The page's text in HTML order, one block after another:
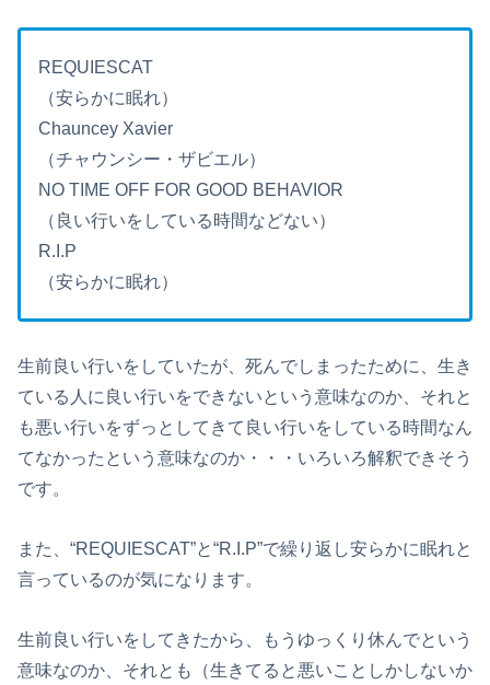
REQUIESCAT
（安らかに眠れ）
Chauncey Xavier
（チャウンシー・ザビエル）
NO TIME OFF FOR GOOD BEHAVIOR
（良い行いをしている時間などない）
R.I.P
（安らかに眠れ）
生前良い行いをしていたが、死んでしまったために、生き
ている人に良い行いをできないという意味なのか、それと
も悪い行いをずっとしてきて良い行いをしている時間なん
てなかったという意味なのか・・・いろいろ解釈できそう
です。
また、“REQUIESCAT”と“R.I.P”で繰り返し安らかに眠れと
言っているのが気になります。
生前良い行いをしてきたから、もうゆっくり休んでという
意味なのか、それとも（生きてると悪いことしかしないか